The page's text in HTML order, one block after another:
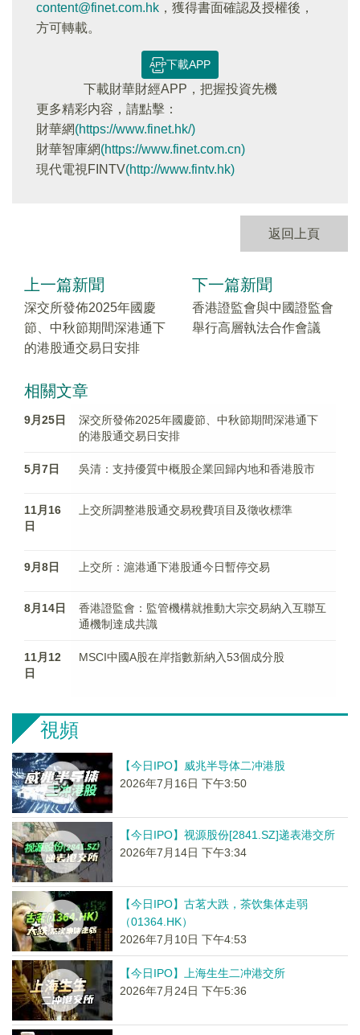
content@finet.com.hk ，獲得書面確認及授權後，
方可轉載。
下載APP
下載財華財經APP，把握投資先機
更多精彩内容，請點擊：
財華網(https://www.finet.hk/)
財華智庫網(https://www.finet.com.cn)
現代電視FINTV(http://www.fintv.hk)
返回上頁
上一篇新聞
深交所發佈2025年國慶
節、中秋節期間深港通下
的港股通交易日安排
下一篇新聞
香港證監會與中國證監會
舉行高層執法合作會議
相關文章
9月25日
深交所發佈2025年國慶節、中秋節期間深港通下
的港股通交易日安排
5月7日 吳清：支持優質中概股企業回歸内地和香港股市
11月16
日
上交所調整港股通交易稅費項目及徵收標準
9月8日 上交所：滬港通下港股通今日暫停交易
8月14日
香港證監會：監管機構就推動大宗交易納入互聯互
通機制達成共識
11月12
日
MSCI中國A股在岸指數新納入53個成分股
視頻
【今日IPO】威兆半导体二冲港股
2026年7月16日 下午3:50
【今日IPO】视源股份[2841.SZ]递表港交所
2026年7月14日 下午3:34
【今日IPO】古茗大跌，茶饮集体走弱
（01364.HK）
2026年7月10日 下午4:53
【今日IPO】上海生生二冲港交所
2026年7月24日 下午5:36